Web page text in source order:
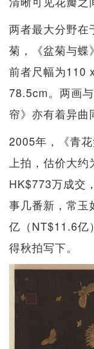
两者最大分野在
菊，《盆菊与蝶
前者尺幅为110
78.5cm。两画
帘》亦有着异曲
2005年，《青
上拍，估价大
HK$773万成交
事几番新，常玉
亿（NT$11.6亿
得秋拍写下。